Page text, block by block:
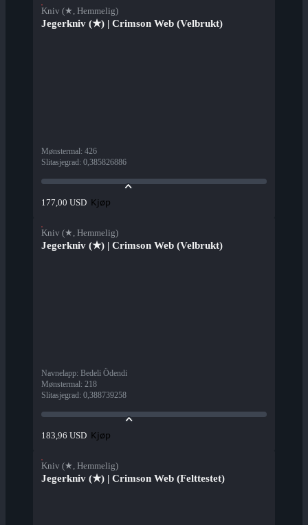
Kniv (★, Hemmelig)
Jegerkniv (★) | Crimson Web (Velbrukt)
Mønstermal: 426
Slitasjegrad: 0,385826886
177,00 USD Kjøp
Kniv (★, Hemmelig)
Jegerkniv (★) | Crimson Web (Velbrukt)
Navnelapp: Bedeli Ödendi
Mønstermal: 218
Slitasjegrad: 0,388739258
183,96 USD Kjøp
Kniv (★, Hemmelig)
Jegerkniv (★) | Crimson Web (Felttestet)